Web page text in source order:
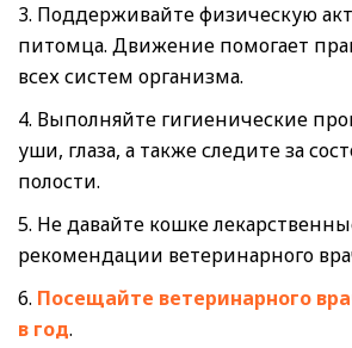
3. Поддерживайте физическую
питомца. Движение помогает
всех систем организма.
4. Выполняйте гигиенические
уши, глаза, а также следите за
полости.
5. Не давайте кошке
рекомендации ветеринарного
6. Посещайте ветеринарного
в год.